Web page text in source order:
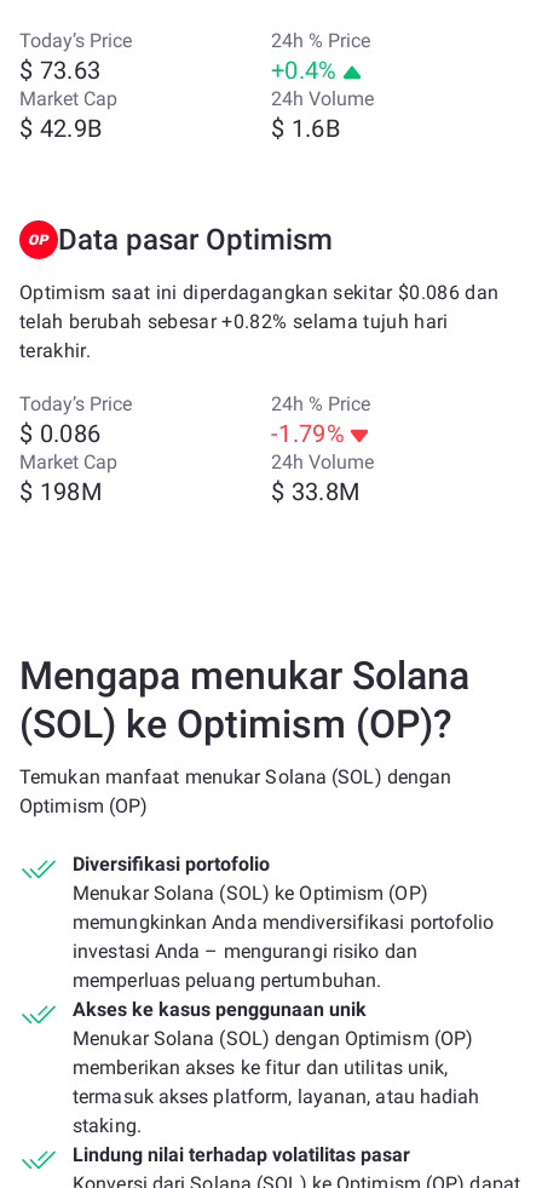
Today’s Price
$ 73.63
24h % Price
+0.4%
Market Cap
$ 42.9B
24h Volume
$ 1.6B
Data pasar Optimism
Optimism saat ini diperdagangkan sekitar $0.086 dan
telah berubah sebesar +0.82% selama tujuh hari
terakhir.
Today’s Price
$ 0.086
24h % Price
-1.79%
Market Cap
$ 198M
24h Volume
$ 33.8M
Mengapa menukar Solana
(SOL) ke Optimism (OP)?
Temukan manfaat menukar Solana (SOL) dengan
Optimism (OP)
Diversifikasi portofolio
Menukar Solana (SOL) ke Optimism (OP)
memungkinkan Anda mendiversifikasi portofolio
investasi Anda – mengurangi risiko dan
memperluas peluang pertumbuhan.
Akses ke kasus penggunaan unik
Menukar Solana (SOL) dengan Optimism (OP)
memberikan akses ke fitur dan utilitas unik,
termasuk akses platform, layanan, atau hadiah
staking.
Lindung nilai terhadap volatilitas pasar